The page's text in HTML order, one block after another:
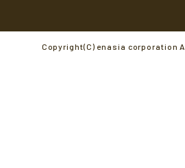
Copyright(C) enasia corporation